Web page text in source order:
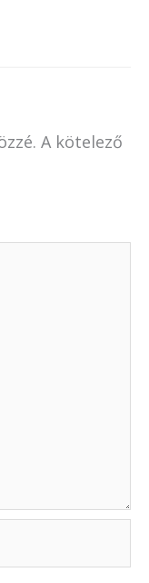
A kötelező